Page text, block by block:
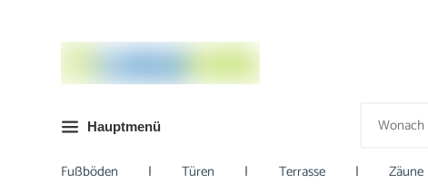
Hauptmenü
Fußböden | Türen | Terrasse | Zäune